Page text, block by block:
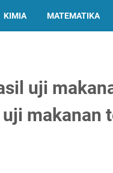
KIMIA MATEMATIKA
uji
makanan